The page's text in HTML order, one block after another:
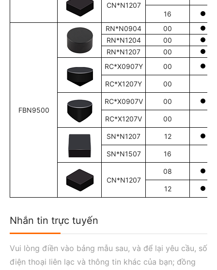
CN*N1207
16
FBN9500
RN*N0904
00
RN*N1204
00
RN*N1207
00
RC*X0907Y
00
RC*X1207Y 00
RC*X0907V 00
RC*X1207V 00
SN*N1207 12
SN*N1507 16
CN*N1207
08
12
Nhắn tin trực tuyến
Vui lòng điền vào bảng mẫu sau, và để lại yêu cầu, số
điện thoại liên lạc và thông tin khác của bạn; đồng